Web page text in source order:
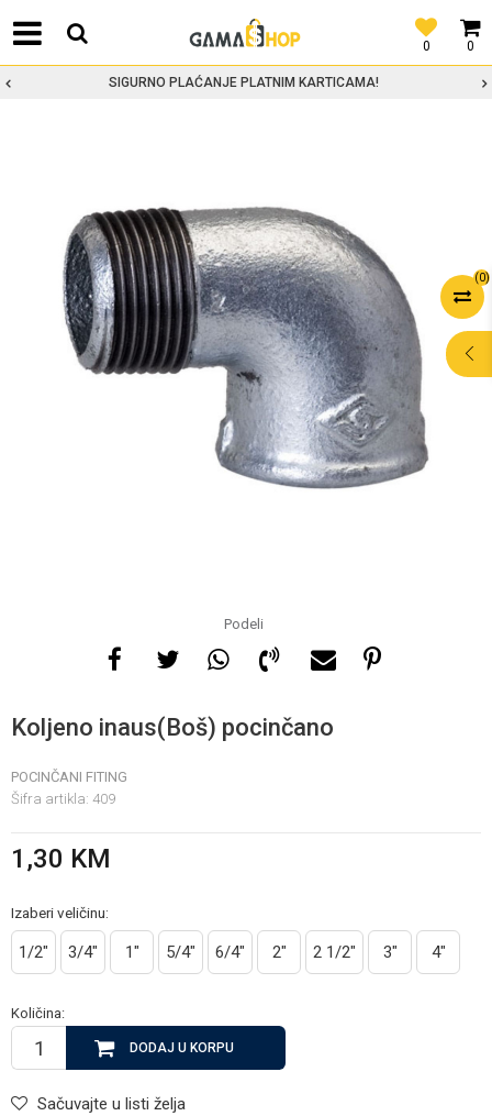
0
0
SIGURNO PLAĆANJE PLATNIM KARTICAMA!
(0)
Podeli
Koljeno inaus(Boš) pocinčano
POCINČANI FITING
Šifra artikla: 409
1,30 KM
Izaberi veličinu:
1/2" 3/4" 1" 5/4" 6/4" 2" 2 1/2" 3" 4"
Količina:
DODAJ U KORPU
Sačuvajte u listi želja
POMOĆ PRI
KUPOVINI
08 - 16h svaki dan osim
nedelje